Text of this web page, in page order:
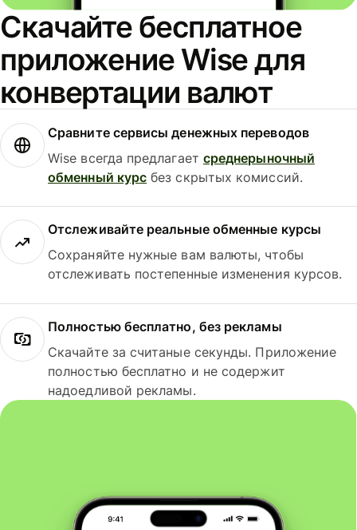
Скачайте бесплатное
приложение Wise для
конвертации валют
Сравните сервисы денежных переводов
Wise всегда предлагает среднерыночный
обменный курс без скрытых комиссий.
Отслеживайте реальные обменные курсы
Сохраняйте нужные вам валюты, чтобы
отслеживать постепенные изменения курсов.
Полностью бесплатно, без рекламы
Скачайте за считаные секунды. Приложение
полностью бесплатно и не содержит
надоедливой рекламы.